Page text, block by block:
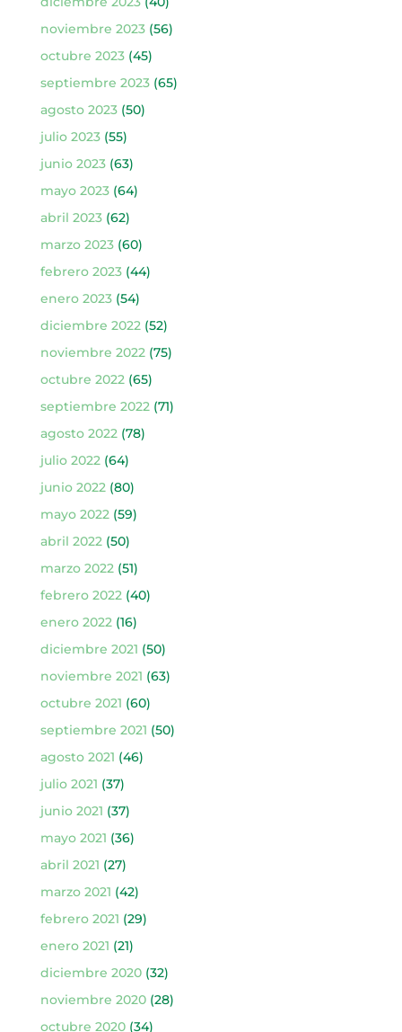
noviembre 2023(56)
octubre 2023(45)
septiembre 2023(65)
agosto 2023(50)
julio 2023(55)
junio 2023(63)
mayo 2023(64)
abril 2023(62)
marzo 2023(60)
febrero 2023(44)
enero 2023(54)
diciembre 2022(52)
noviembre 2022(75)
octubre 2022(65)
septiembre 2022(71)
agosto 2022(78)
julio 2022(64)
junio 2022(80)
mayo 2022(59)
abril 2022(50)
marzo 2022(51)
febrero 2022(40)
enero 2022(16)
diciembre 2021 (50)
noviembre 2021 (63)
octubre 2021 (60)
septiembre 2021 (50)
agosto 2021 (46)
julio 2021 (37)
junio 2021 (37)
mayo 2021 (36)
abril 2021 (27)
marzo 2021 (42)
febrero 2021 (29)
enero 2021 (21)
diciembre 2020(32)
noviembre 2020(28)
octubre 2020(34)